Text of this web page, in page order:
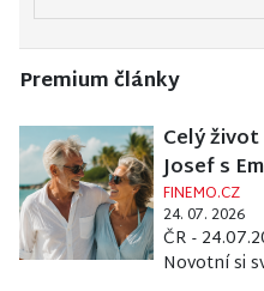
Premium články
Celý
Josef s
FINEMO.CZ
24. 07. 2026
ČR -
Novotní si